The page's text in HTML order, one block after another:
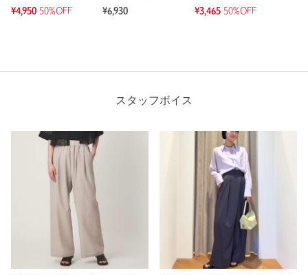
¥4,950 50%OFF
¥6,930
¥3,465 50%OFF
スタッフボイス